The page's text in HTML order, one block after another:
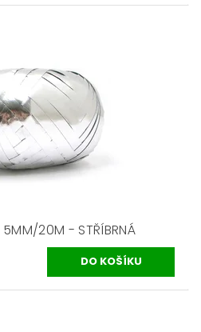
5MM/20M - STŘÍBRNÁ